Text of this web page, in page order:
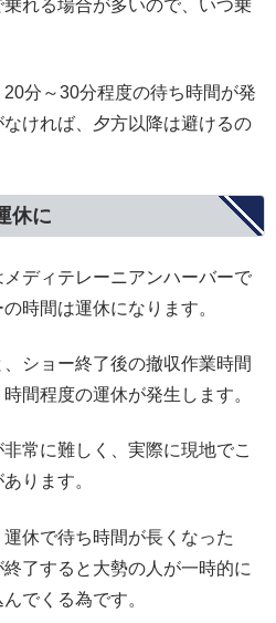
れる場合が多いので、いつ乗
分～30分程度の待ち時間が発
ければ、夕方以降は避けるの
休に
ディテレーニアンハーバーで
時間は運休になります。
ショー終了後の撤収作業時間
間程度の運休が発生します。
常に難しく、実際に現地でこ
ります。
休で待ち時間が長くなった
了すると大勢の人が一時的に
でくる為です。